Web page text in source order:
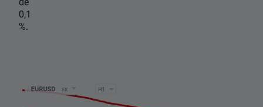
0,1
%.